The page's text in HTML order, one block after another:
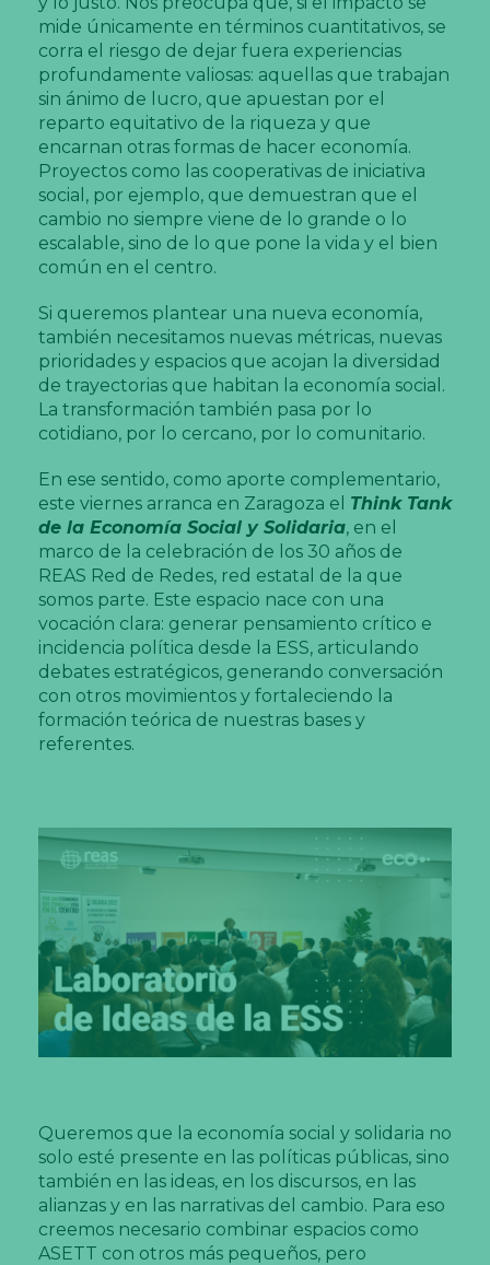
mide únicamente en términos cuantitativos, se
corra el riesgo de dejar fuera experiencias
profundamente valiosas: aquellas que trabajan
sin ánimo de lucro, que apuestan por el
reparto equitativo de la riqueza y que
encarnan otras formas de hacer economía.
Proyectos como las cooperativas de iniciativa
social, por ejemplo, que demuestran que el
cambio no siempre viene de lo grande o lo
escalable, sino de lo que pone la vida y el bien
común en el centro.
Si queremos plantear una nueva economía,
también necesitamos nuevas métricas, nuevas
prioridades y espacios que acojan la diversidad
de trayectorias que habitan la economía social.
La transformación también pasa por lo
cotidiano, por lo cercano, por lo comunitario.
En ese sentido, como aporte complementario,
este viernes arranca en Zaragoza el Think Tank
de la Economía Social y Solidaria, en el
marco de la celebración de los 30 años de
REAS Red de Redes, red estatal de la que
somos parte. Este espacio nace con una
vocación clara: generar pensamiento crítico e
incidencia política desde la ESS, articulando
debates estratégicos, generando conversación
con otros movimientos y fortaleciendo la
formación teórica de nuestras bases y
referentes.
Queremos que la economía social y solidaria no
solo esté presente en las políticas públicas, sino
también en las ideas, en los discursos, en las
alianzas y en las narrativas del cambio. Para eso
creemos necesario combinar espacios como
ASETT con otros más pequeños, pero